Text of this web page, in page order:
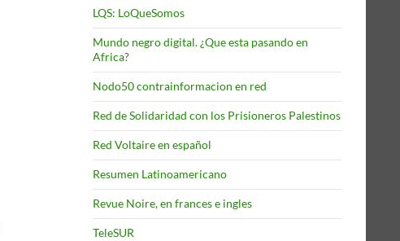
LQS: LoQueSomos
Mundo negro digital. ¿Que esta pasando en
Africa?
Nodo50 contrainformacion en red
Red de Solidaridad con los Prisioneros Palestinos
Red Voltaire en español
Resumen Latinoamericano
Revue Noire, en frances e ingles
TeleSUR